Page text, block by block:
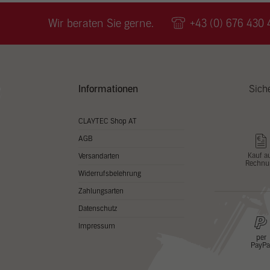
Wir beraten Sie gerne. +43 (0) 676 430
Informationen
CLAYTEC Shop AT
AGB
Versandarten
Widerrufsbelehrung
Zahlungsarten
Datenschutz
Impressum
Kauf
per
PayPal
zu